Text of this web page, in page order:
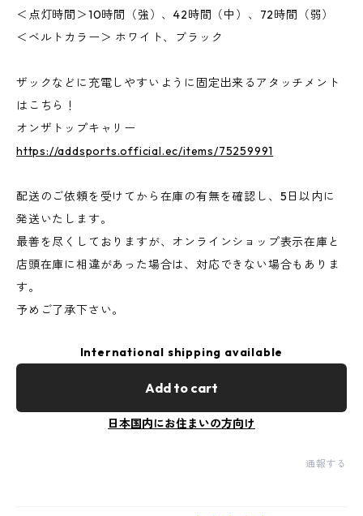
＜点灯時間＞10時間（強）、42時間（中）、72時間（弱）
＜ベルトカラー＞ ホワイト、ブラック
ザックなどに充電しやすいように固定出来るアタッチメント
はこちら！
オンザトップキャリー
https://addsports.official.ec/items/75259991
配送のご依頼を受けてから在庫の有無を確認し、5日以内に
発送いたします。
最善を尽くしておりますが、オンラインショップ表示在庫と
店頭在庫に相違があった場合は、対応できない場合もありま
す。
予めご了承下さい。
International shipping available
Add to cart
日本国内にお住まいの方向け
通報する